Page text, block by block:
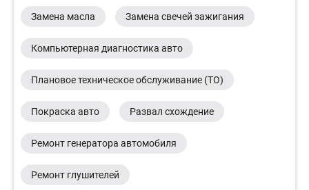
Замена масла Замена свечей зажигания
Компьютерная диагностика авто
Плановое техническое обслуживание (ТО)
Покраска авто Развал схождение
Ремонт генератора автомобиля
Ремонт глушителей